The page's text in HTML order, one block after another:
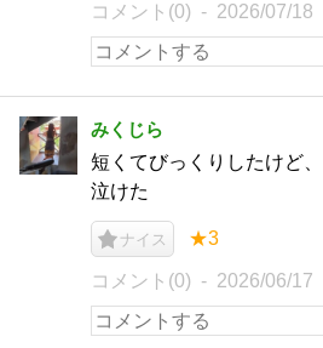
コメント(0) 2026/07/18
みくじら
短くてびっくりしたけど
泣けた
ナイス ★3
コメント(0) 2026/06/17